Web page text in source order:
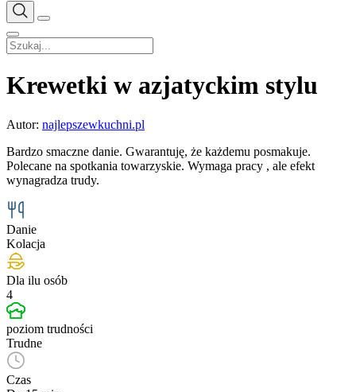
Krewetki w azjatyckim stylu
Autor: najlepszewkuchni.pl
Bardzo smaczne danie. Gwarantuję, że każdemu posmakuje.
Polecane na spotkania towarzyskie. Wymaga pracy , ale efekt
wynagradza trudy.
Danie
Kolacja
Dla ilu osób
4
poziom trudności
Trudne
Czas